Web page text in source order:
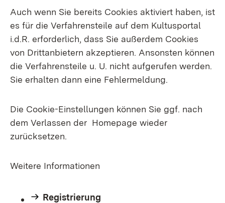
Auch wenn Sie bereits Cookies aktiviert haben, ist
es für die Verfahrensteile auf dem Kultusportal
i.d.R. erforderlich, dass Sie außerdem Cookies
von Drittanbietern akzeptieren. Ansonsten können
die Verfahrensteile u. U. nicht aufgerufen werden.
Sie erhalten dann eine Fehlermeldung.
Die Cookie-Einstellungen können Sie ggf. nach
dem Verlassen der Homepage wieder
zurücksetzen.
Weitere Informationen
Registrierung